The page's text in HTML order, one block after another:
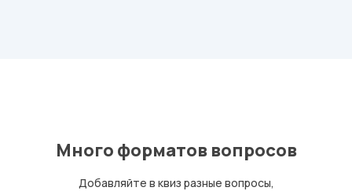
Добавляйте в квиз разные вопросы,
Много форматов вопросов